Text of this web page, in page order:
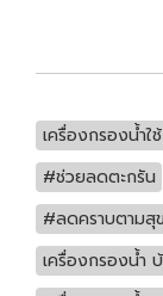
เครื่องกรองน้ำใช้
#ช่วยลดตะกรัน
#ลดคราบตามสุ
เครื่องกรองน้ำ